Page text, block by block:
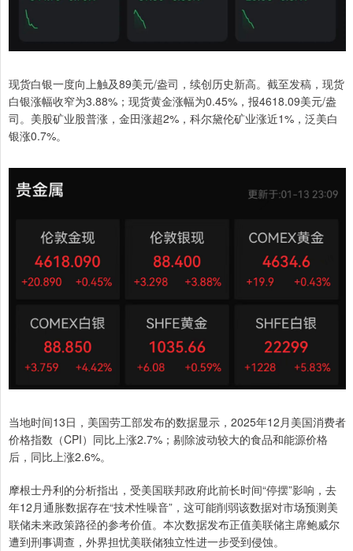
现货白银一度向上触及89美元/盎司，续创历史新高。截至发稿，现货
白银涨幅收窄为3.88%；现货黄金涨幅为0.45%，报4618.09美元/盎
司。美股矿业股普涨，金田涨超2%，科尔黛伦矿业涨近1%，泛美白
银涨0.7%。
当地时间13日，美国劳工部发布的数据显示，2025年12月美国消费者
价格指数（CPI）同比上涨2.7%；剔除波动较大的食品和能源价格
后，同比上涨2.6%。
摩根士丹利的分析指出，受美国联邦政府此前长时间“停摆”影响，去
年12月通胀数据存在“技术性噪音”，这可能削弱该数据对市场预测美
联储未来政策路径的参考价值。本次数据发布正值美联储主席鲍威尔
遭到刑事调查，外界担忧美联储独立性进一步受到侵蚀。